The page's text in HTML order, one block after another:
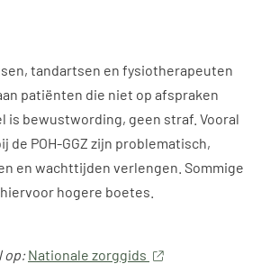
tandartsen en fysiotherapeuten
patiënten die niet op afspraken
is bewustwording, geen straf. Vooral
de POH-GGZ zijn problematisch,
en wachttijden verlengen. Sommige
hogere boetes.
op: Nationale zorggids